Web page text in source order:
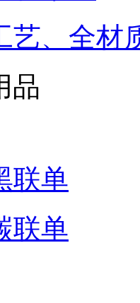
艺、全材
品
联单
联单